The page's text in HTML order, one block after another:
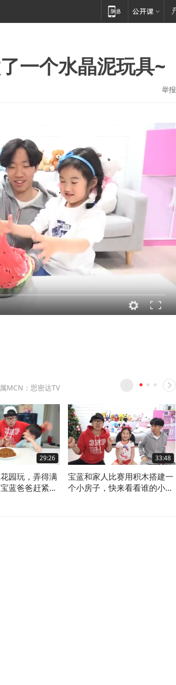
一个水晶泥玩具~
举报
MCN：思密达TV
29:26
园玩，弄得满
蓝爸爸赶紧给
33:48
宝蓝和家人比赛用积木搭建一
个小房子，快来看看谁的小房